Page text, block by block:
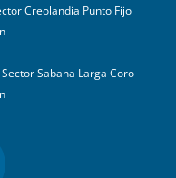
Creolandia Punto Fijo
Sabana Larga Coro